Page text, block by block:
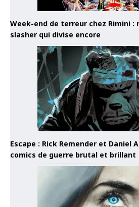
Week-end de terreur chez Rimini
slasher qui divise encore
Escape : Rick Remender et Daniel
comics de guerre brutal et brillant